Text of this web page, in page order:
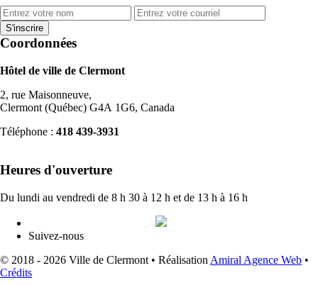
Coordonnées
Hôtel de ville de Clermont
2, rue Maisonneuve,
Clermont (Québec) G4A 1G6, Canada
Téléphone : 418 439-3931
Heures d'ouverture
Du lundi au vendredi de 8 h 30 à 12 h et de 13 h à 16 h
Suivez-nous
© 2018 - 2026 Ville de Clermont • Réalisation Amiral Agence Web •
Crédits